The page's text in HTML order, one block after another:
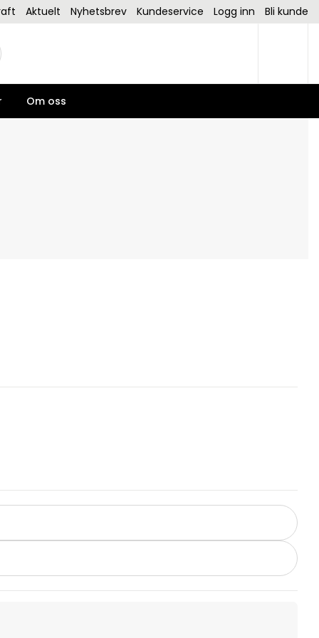
Aktuelt Nyhetsbrev Kundeservice Logg inn Bli kunde
Om oss